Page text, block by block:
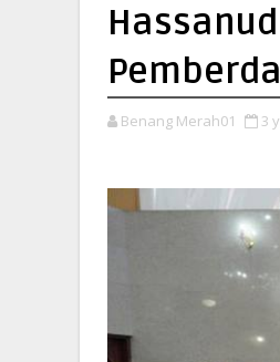
Benang Merah01 3